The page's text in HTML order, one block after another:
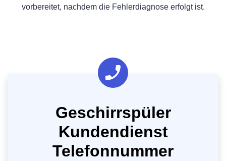
vorbereitet, nachdem die Fehlerdiagnose erfolgt ist.
Geschirrspüler
Kundendienst
Telefonnummer